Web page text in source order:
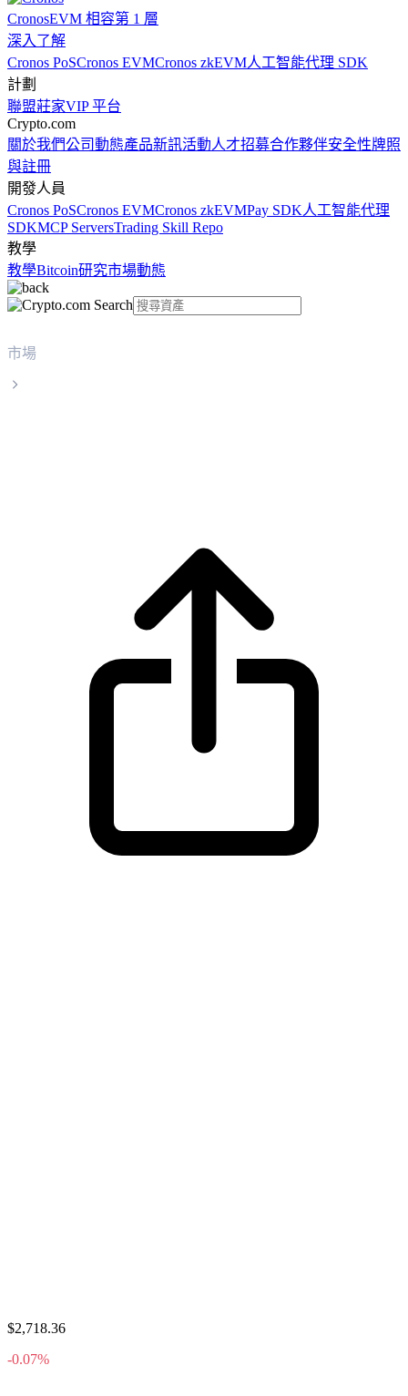
CronosEVM 相容第 1 層
深入了解
Cronos PoSCronos EVMCronos zkEVM人工智能代理 SDK
計劃
聯盟莊家VIP 平台
Crypto.com
關於我們公司動態產品新訊活動人才招募合作夥伴安全性牌照
與註冊
開發人員
Cronos PoSCronos EVMCronos zkEVMPay SDK人工智能代理
SDKMCP ServersTrading Skill Repo
教學
教學Bitcoin研究市場動態
市場
$2,718.36
-0.07%